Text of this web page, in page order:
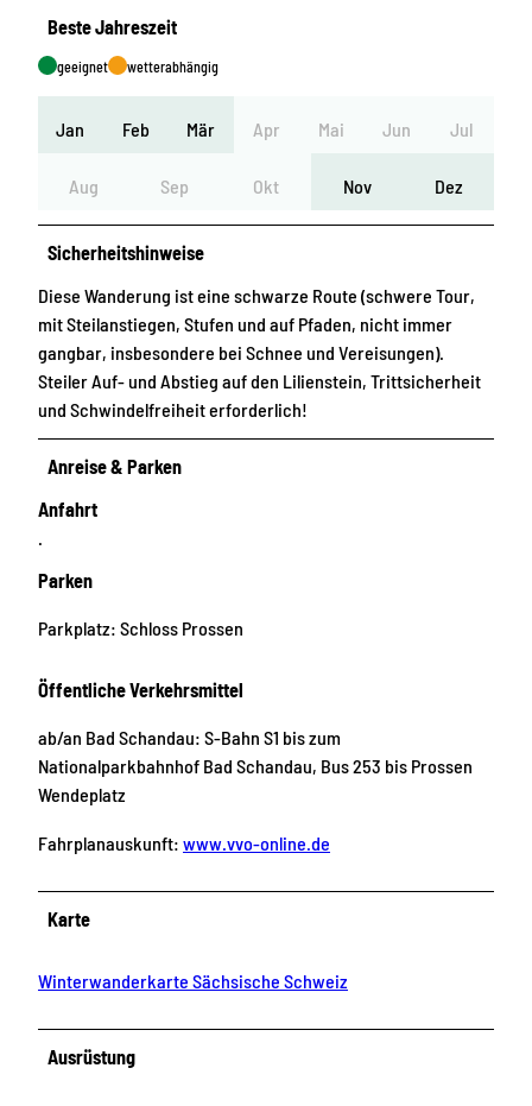
Beste Jahreszeit
geeignet wetterabhängig
Jan Feb Mär Apr Mai Jun Jul
Aug Sep Okt Nov Dez
Sicherheitshinweise
Diese Wanderung ist eine schwarze Route (schwere Tour,
mit Steilanstiegen, Stufen und auf Pfaden, nicht immer
gangbar, insbesondere bei Schnee und Vereisungen).
Steiler Auf- und Abstieg auf den Lilienstein, Trittsicherheit
und Schwindelfreiheit erforderlich!
Anreise & Parken
Anfahrt
.
Parken
Parkplatz: Schloss Prossen
Öffentliche Verkehrsmittel
ab/an Bad Schandau: S-Bahn S1 bis zum
Nationalparkbahnhof Bad Schandau, Bus 253 bis Prossen
Wendeplatz
Fahrplanauskunft: www.vvo-online.de
Karte
Winterwanderkarte Sächsische Schweiz
Ausrüstung